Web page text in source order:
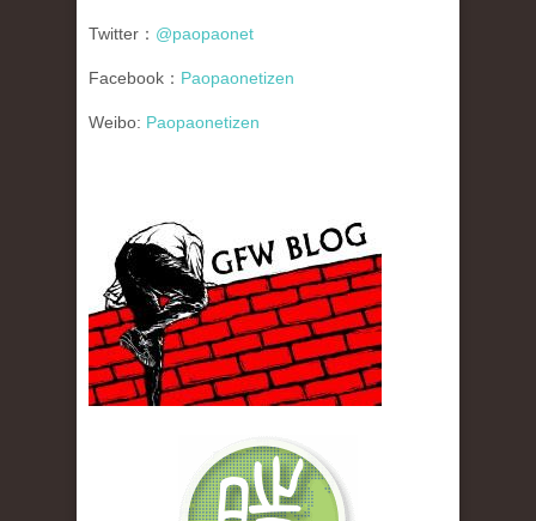
Twitter： @paopaonet
Facebook： Paopaonetizen
Weibo: Paopaonetizen
gfw_blog_small.jpg